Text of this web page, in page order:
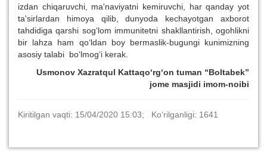
izdan chiqaruvchi, ma'naviyatni kemiruvchi, har qanday yot
ta'sirlardan himoya qilib, dunyoda kechayotgan axborot
tahdidiga qarshi sog‘lom immunitetni shakllantirish, ogohlikni
bir lahza ham qo‘ldan boy bermaslik-bugungi kunimizning
asosiy talabi bo‘lmog‘i kerak.
Usmonov Xazratqul Kattaqo‘rg‘on tuman “Boltabek”
jome masjidi imom-noibi
Kiritilgan vaqti: 15/04/2020 15:03; Ko‘rilganligi: 1641